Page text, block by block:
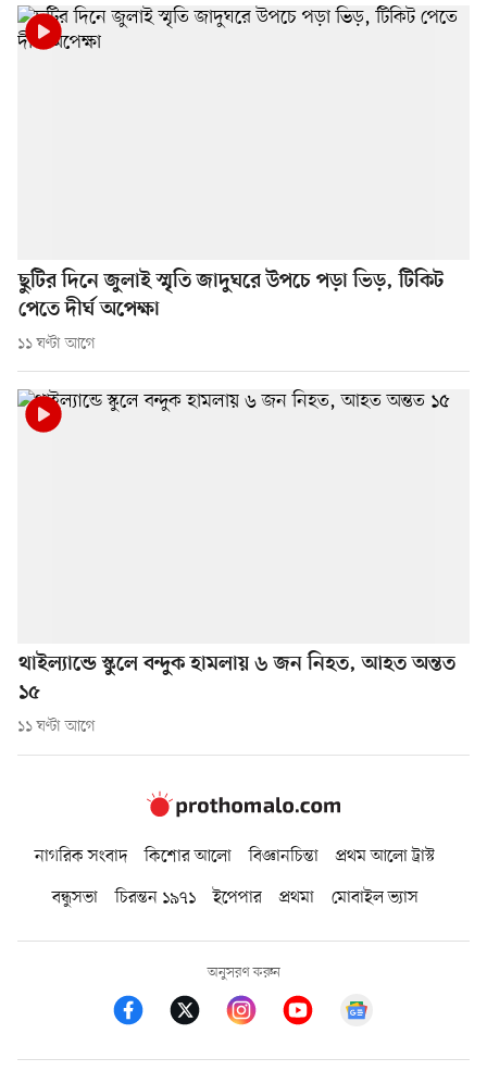
ছুটির দিনে জুলাই স্মৃতি জাদুঘরে উপচে পড়া ভিড়, টিকিট
পেতে দীর্ঘ অপেক্ষা
১১ ঘণ্টা আগে
থাইল্যান্ডে স্কুলে বন্দুক হামলায় ৬ জন নিহত, আহত অন্তত
১৫
১১ ঘণ্টা আগে
নাগরিক সংবাদ কিশোর আলো বিজ্ঞানচিন্তা
প্রথম আলো ট্রাস্ট
বন্ধুসভা
চিরন্তন ১৯৭১ ইপেপার প্রথমা মোবাইল ভ্যাস
অনুসরণ করুন